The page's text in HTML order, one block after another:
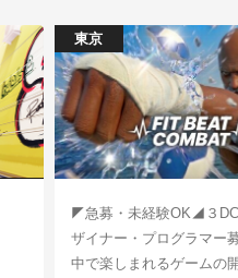
東京
◤急募・未経験OK◢３
ザイナー・プログラマー
中で楽しまれるゲームの